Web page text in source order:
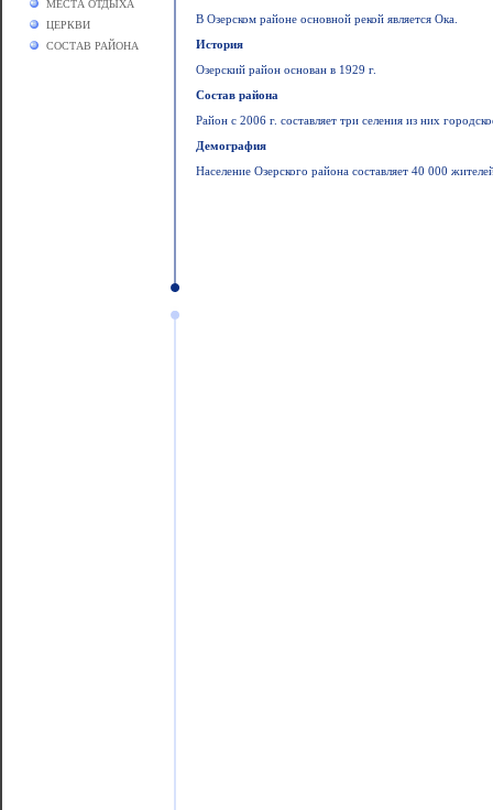
МЕСТА ОТДЫХА
ЦЕРКВИ
СОСТАВ РАЙОНА
В Озерском районе основной рекой является Ока.
История
Озерский район основан в 1929 г.
Состав района
Район с 2006 г. составляет три селения из них
Демография
Население Озерского района составляет 40 000